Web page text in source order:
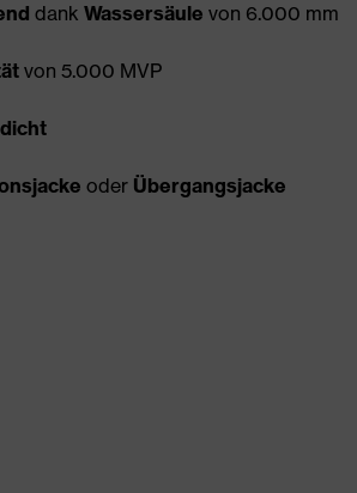
dank Wassersäule von 6.000 mm
von 5.000 MVP
oder Übergangsjacke